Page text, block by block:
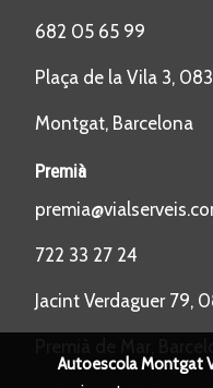
682 05 65 99
Plaça de la Vila 3,
Montgat, Barcelona
Premià
722 33 27 24
Jacint Verdaguer 79,
Autoescola Montgat